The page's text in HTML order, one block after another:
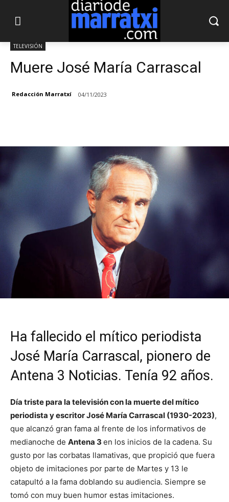
TELEVISIÓN
Muere José María Carrascal
Redacción Marratxí 04/11/2023
Ha fallecido el mítico periodista
José María Carrascal, pionero de
Antena 3 Noticias. Tenía 92 años.
Día triste para la televisión con la muerte del mítico
periodista y escritor José María Carrascal (1930-2023),
que alcanzó gran fama al frente de los informativos de
medianoche de Antena 3 en los inicios de la cadena. Su
gusto por las corbatas llamativas, que propició que fuera
objeto de imitaciones por parte de Martes y 13 le
catapultó a la fama doblando su audiencia. Siempre se
tomó con muy buen humor estas imitaciones.